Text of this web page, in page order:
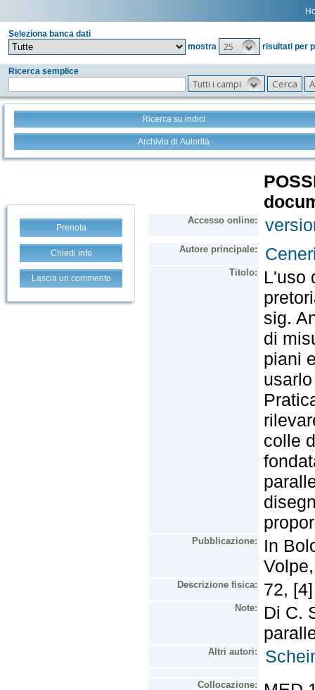
Seleziona banca dati
mostra
25 risultati per
Ricerca semplice
Tutti i campi
Ricerca su indici
Archivio di Autorità
Prenota
Chiedi info
Lascia un commento